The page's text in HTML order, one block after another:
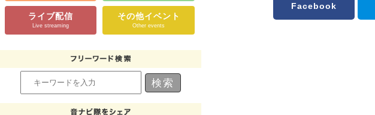
ライブ配信
Live streaming
その他イベント
Other events
Facebook